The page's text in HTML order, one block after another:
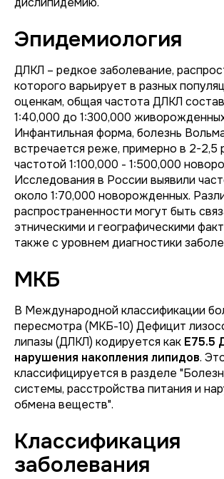
Эпидемиология
ДЛКЛ – редкое заболевание,
которого варьирует в разных
оценкам, общая частота ДЛКЛ
1:40,000 до 1:300,000
Инфантильная форма, болезнь
встречается реже, примерно в 2-2,5
частотой 1:100,000 - 1:500,000
Исследования в России выявили
около 1:70,000 новорожденных.
распространенности могут быть
этническими и географическими
также с уровнем диагностики
МКБ
В Международной классификации
пересмотра (МКБ-10) Дефицит
липазы (ДЛКЛ) кодируется как E75.5
нарушения накопления липидов.
классифицируется в разделе
системы, расстройства питания и
обмена веществ".
Классификация
заболевания